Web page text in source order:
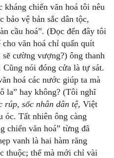
kháng chiến văn hoá tôi nêu
bảo vệ bản sắc dân tộc,
cầu hoá”. (Đọc đến đây tôi
văn hoá chỉ quấn quít
cường vượng?) ông thanh
nói đóng cửa là tự sát.
hoá các nước giúp ta mà
la” hay không? (Tôi nghĩ
rúp, sốc nhân dân tệ, Việt
óc. Tất nhiên ông càng
chiến văn hoá” từng đã
vanh là hai hàm răng
thuộc; thế mà mới chỉ vài